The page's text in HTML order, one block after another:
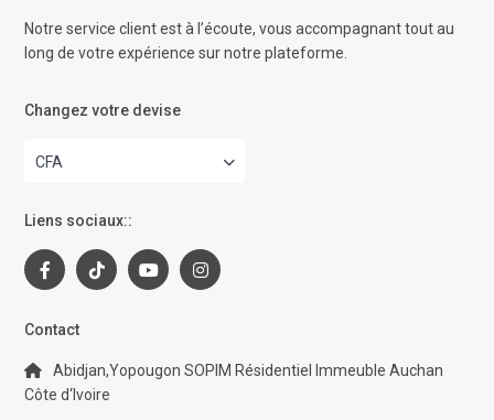
Notre service client est à l’écoute, vous accompagnant tout au
long de votre expérience sur notre plateforme.
Changez votre devise
CFA
Liens sociaux::
Contact
Abidjan,Yopougon SOPIM Résidentiel Immeuble Auchan
Côte d‘Ivoire